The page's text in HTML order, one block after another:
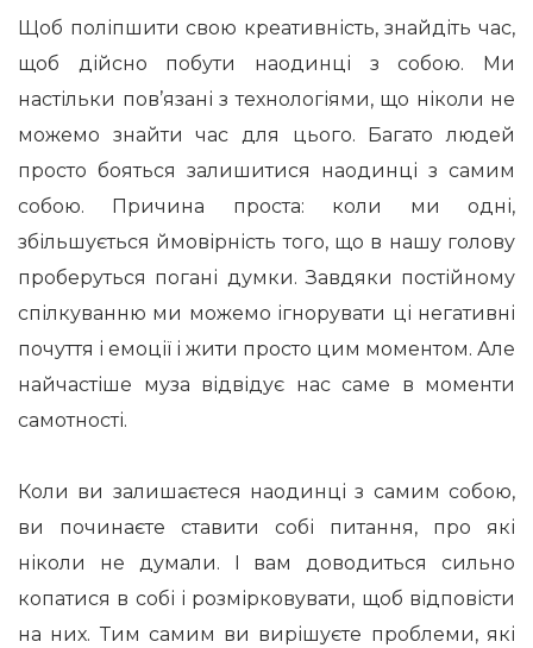
Щоб поліпшити свою креативність, знайдіть час,
щоб дійсно побути наодинці з собою. Ми
настільки пов’язані з технологіями, що ніколи не
можемо знайти час для цього. Багато людей
просто бояться залишитися наодинці з самим
собою. Причина проста: коли ми одні,
збільшується ймовірність того, що в нашу голову
проберуться погані думки. Завдяки постійному
спілкуванню ми можемо ігнорувати ці негативні
почуття і емоції і жити просто цим моментом. Але
найчастіше муза відвідує нас саме в моменти
самотності.
Коли ви залишаєтеся наодинці з самим собою,
ви починаєте ставити собі питання, про які
ніколи не думали. І вам доводиться сильно
копатися в собі і розмірковувати, щоб відповісти
на них. Тим самим ви вирішуєте проблеми, які